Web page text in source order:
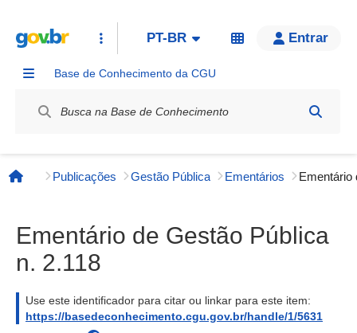
PT-BR Entrar
Base de Conhecimento da CGU
Página inicial
Publicações Gestão Pública Ementários
Ementário de Gestão Pública
n. 2.118
Use este identificador para citar ou linkar para este item:
https://basedeconhecimento.cgu.gov.br/handle/1/5631